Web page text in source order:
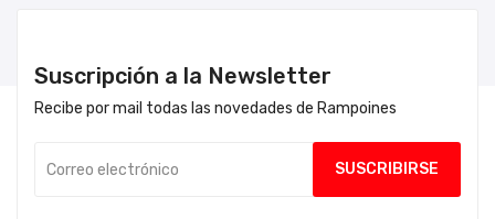
Suscripción a la Newsletter
Recibe por mail todas las novedades de Rampoines